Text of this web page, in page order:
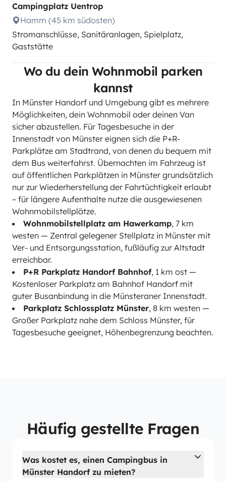
Campingplatz Uentrop
Hamm (45 km südosten)
Stromanschlüsse, Sanitäranlagen, Spielplatz,
Gaststätte
Wo du dein Wohnmobil parken
kannst
In Münster Handorf und Umgebung gibt es mehrere
Möglichkeiten, dein Wohnmobil oder deinen Van
sicher abzustellen. Für Tagesbesuche in der
Innenstadt von Münster eignen sich die P+R-
Parkplätze am Stadtrand, von denen du bequem mit
dem Bus weiterfahrst. Übernachten im Fahrzeug ist
auf öffentlichen Parkplätzen in Münster grundsätzlich
nur zur Wiederherstellung der Fahrtüchtigkeit erlaubt
– für längere Aufenthalte nutze die ausgewiesenen
Wohnmobilstellplätze.
Wohnmobilstellplatz am Hawerkamp, 7 km
westen — Zentral gelegener Stellplatz in Münster mit
Ver- und Entsorgungsstation, fußläufig zur Altstadt
erreichbar.
P+R Parkplatz Handorf Bahnhof, 1 km ost —
Kostenloser Parkplatz am Bahnhof Handorf mit
guter Busanbindung in die Münsteraner Innenstadt.
Parkplatz Schlossplatz Münster, 8 km westen —
Großer Parkplatz nahe dem Schloss Münster, für
Tagesbesuche geeignet, Höhenbegrenzung beachten.
Häufig gestellte Fragen
Was kostet es, einen Campingbus in
Münster Handorf zu mieten?